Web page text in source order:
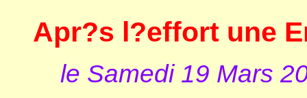
Apr?s l?effort une
le Samedi 19 Mars